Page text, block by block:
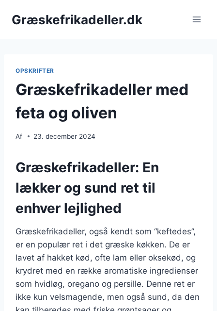
Græskefrikadeller.dk
OPSKRIFTER
Græskefrikadeller med
feta og oliven
Af 23. december 2024
Græskefrikadeller: En
lækker og sund ret til
enhver lejlighed
Græskefrikadeller, også kendt som “keftedes”,
er en populær ret i det græske køkken. De er
lavet af hakket kød, ofte lam eller oksekød, og
krydret med en række aromatiske ingredienser
som hvidløg, oregano og persille. Denne ret er
ikke kun velsmagende, men også sund, da den